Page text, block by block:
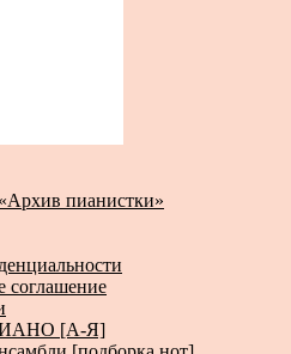
пианистки»
соглашение
[А-Я]